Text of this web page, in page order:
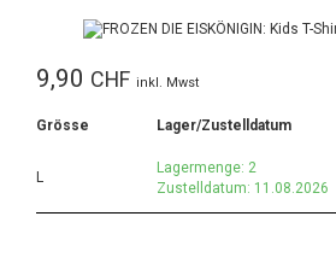
9,90 CHF inkl. Mwst
Grösse Lager/Zustelldatum
L
Lagermenge: 2
Zustelldatum: 11.08.2026